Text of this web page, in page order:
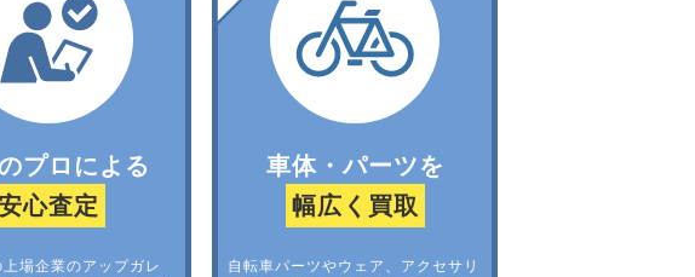
プロによる
心査定
場企業のアップガレ
車体・パーツを
幅広く買取
自転車パーツやウェア、アクセサリ